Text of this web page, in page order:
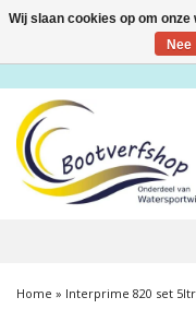
Toggle
Home » Interprime 820 set 5ltr
Wij slaan cookies op om
Nee